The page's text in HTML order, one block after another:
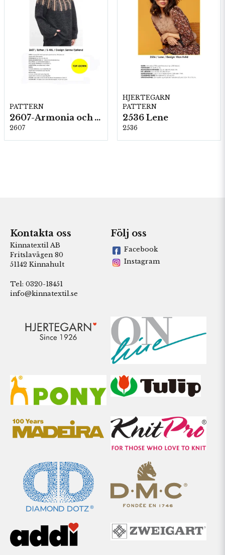
PATTERN
2607-Armonia och Alpaca 400
2607
HJERTEGARN
PATTERN
2536 Lene
2536
Kontakta oss
Kinnatextil AB
Fritslavägen 80
51142 Kinnahult
Tel: 0320-18451
info@kinnatextil.se
Följ oss
Facebook
Instagram